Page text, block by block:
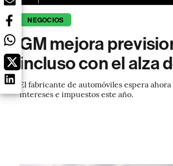
NEGOCIOS
GM mejora
incluso con el alza
El fabricante de automóviles espera
intereses e impuestos este año.